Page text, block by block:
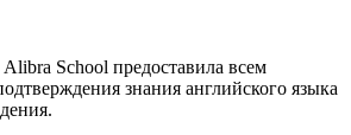
School предоставила всем
знания английского языка